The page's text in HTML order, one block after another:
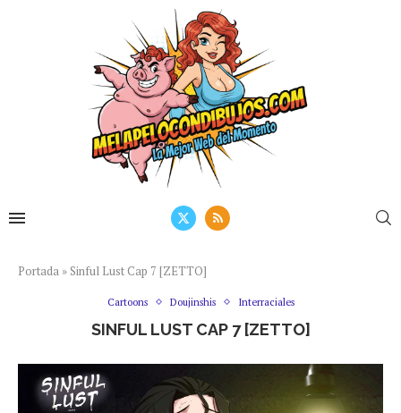
Portada » Sinful Lust Cap 7 [ZETTO]
Cartoons Doujinshis Interraciales
SINFUL LUST CAP 7 [ZETTO]